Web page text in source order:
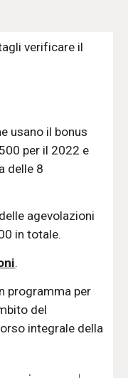
verificare il
usano il bonus
per il 2022 e
delle 8
agevolazioni
in totale.
.
programma per
del
integrale della